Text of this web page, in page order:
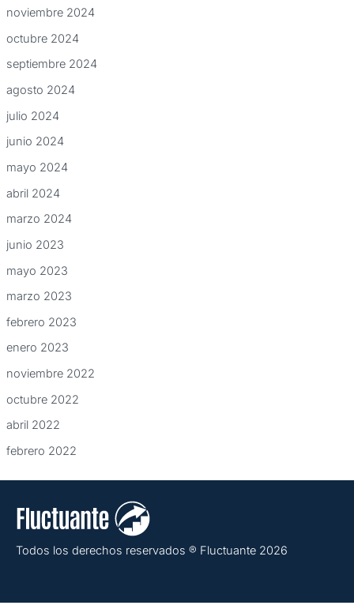
noviembre 2024
octubre 2024
septiembre 2024
agosto 2024
julio 2024
junio 2024
mayo 2024
abril 2024
marzo 2024
junio 2023
mayo 2023
marzo 2023
febrero 2023
enero 2023
noviembre 2022
octubre 2022
abril 2022
febrero 2022
Todos los derechos reservados ® Fluctuante 2026